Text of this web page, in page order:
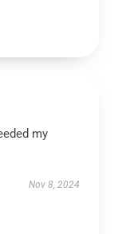
my
Nov 8, 2024